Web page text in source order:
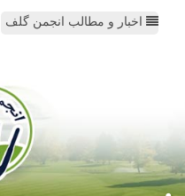
اخبار و مطالب انجمن گلف